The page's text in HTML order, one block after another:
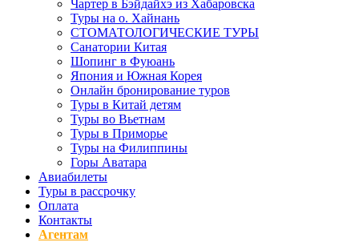
Чартер в Бэйдайхэ из Хабаровска
Туры на о. Хайнань
СТОМАТОЛОГИЧЕСКИЕ ТУРЫ
Санатории Китая
Шопинг в Фуюань
Япония и Южная Корея
Онлайн бронирование туров
Туры в Китай детям
Туры во Вьетнам
Туры в Приморье
Туры на Филиппины
Горы Аватара
Авиабилеты
Туры в рассрочку
Оплата
Контакты
Агентам